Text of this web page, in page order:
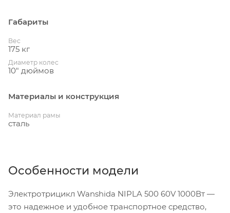
Габариты
Вес
175 кг
Диаметр колес
10" дюймов
Материалы и конструкция
Материал рамы
сталь
Особенности модели
Электротрицикл Wanshida NIPLA 500 60V 1000Вт —
это надежное и удобное транспортное средство,